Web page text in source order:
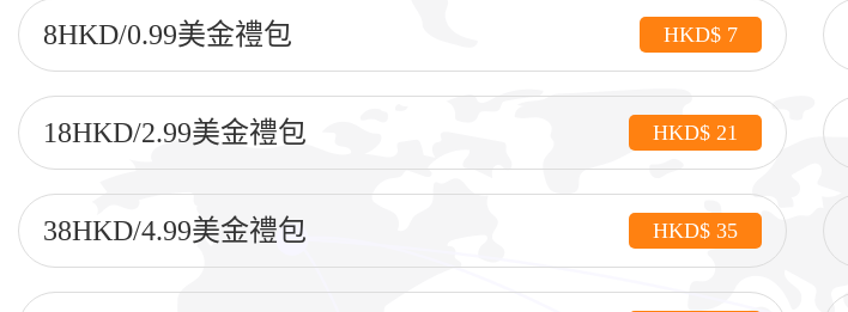
8HKD/0.99美金禮包 HKD$ 7
18HKD/2.99美金禮包 HKD$ 21
38HKD/4.99美金禮包 HKD$ 35